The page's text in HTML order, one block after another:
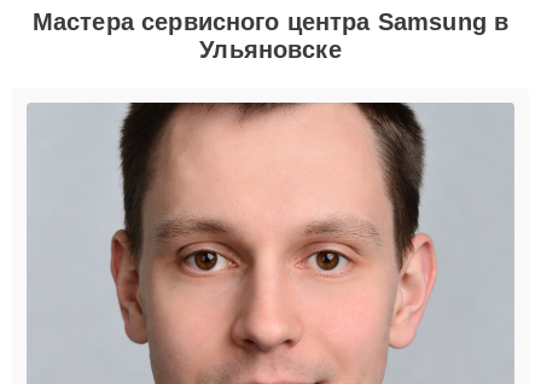
Мастера сервисного центра Samsung в
Ульяновске